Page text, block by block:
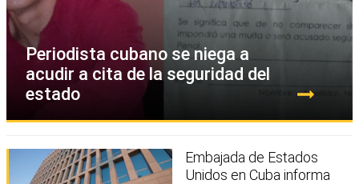
Periodista cubano se niega a
acudir a cita de la seguridad del
estado
Embajada de Estados
Unidos en Cuba informa